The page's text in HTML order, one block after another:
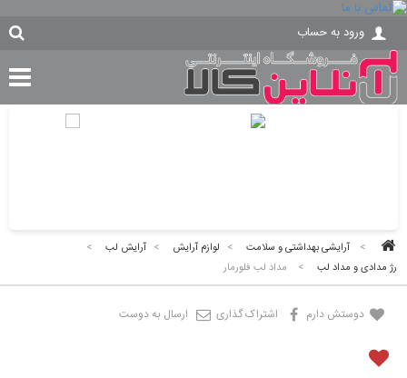
ورود به حساب
> آرایشی بهداشتی و سلامت > لوازم آرایش > آرایش لب
>
رژ مدادی و مداد لب
> مداد لب فلورمار
دوستش دارم اشتراک گذاری ارسال به دوست